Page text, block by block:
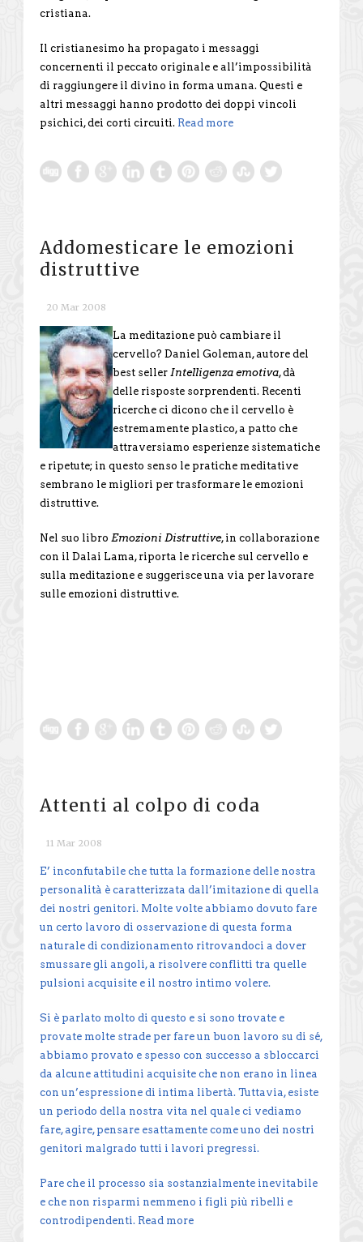
cristiana.
Il cristianesimo ha propagato i messaggi
concernenti il peccato originale e all’impossibilità
di raggiungere il divino in forma umana. Questi e
altri messaggi hanno prodotto dei doppi vincoli
psichici, dei corti circuiti. Read more
Addomesticare le emozioni
distruttive
20 Mar 2008
La meditazione può cambiare il
cervello? Daniel Goleman, autore del
best seller Intelligenza emotiva, dà
delle risposte sorprendenti. Recenti
ricerche ci dicono che il cervello è
estremamente plastico, a patto che
attraversiamo esperienze sistematiche
e ripetute; in questo senso le pratiche meditative
sembrano le migliori per trasformare le emozioni
distruttive.
Nel suo libro Emozioni Distruttive, in collaborazione
con il Dalai Lama, riporta le ricerche sul cervello e
sulla meditazione e suggerisce una via per lavorare
sulle emozioni distruttive.
Attenti al colpo di coda
11 Mar 2008
E’ inconfutabile che tutta la formazione delle nostra
personalità è caratterizzata dall’imitazione di quella
dei nostri genitori. Molte volte abbiamo dovuto fare
un certo lavoro di osservazione di questa forma
naturale di condizionamento ritrovandoci a dover
smussare gli angoli, a risolvere conflitti tra quelle
pulsioni acquisite e il nostro intimo volere.
Si è parlato molto di questo e si sono trovate e
provate molte strade per fare un buon lavoro su di sé,
abbiamo provato e spesso con successo a sbloccarci
da alcune attitudini acquisite che non erano in linea
con un’espressione di intima libertà. Tuttavia, esiste
un periodo della nostra vita nel quale ci vediamo
fare, agire, pensare esattamente come uno dei nostri
genitori malgrado tutti i lavori pregressi.
Pare che il processo sia sostanzialmente inevitabile
e che non risparmi nemmeno i figli più ribelli e
controdipendenti. Read more